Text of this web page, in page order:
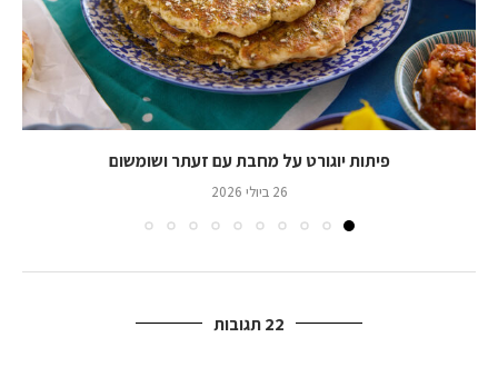
פיתות יוגורט על מחבת עם זעתר ושומשום
26 ביולי 2026
22 תגובות